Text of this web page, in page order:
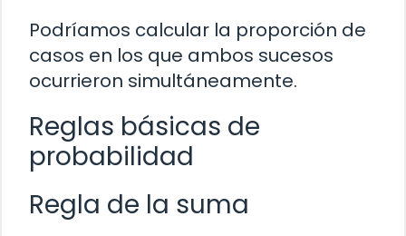
Podríamos calcular la proporción de
casos en los que ambos sucesos
ocurrieron simultáneamente.
Reglas básicas de
probabilidad
Regla de la suma